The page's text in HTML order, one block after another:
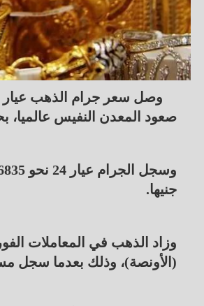
صعود المعدن النفيس عالميا، بحسب
جنيها.
(الأونصة)، وذلك بعدما سجل مستوى